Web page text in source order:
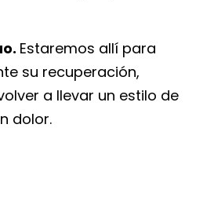
Estaremos allí para
su recuperación,
a llevar un estilo de
dolor.